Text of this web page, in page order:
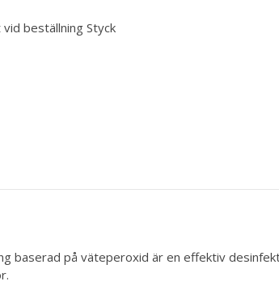
vid beställningStyck
baserad på väteperoxid är en effektiv